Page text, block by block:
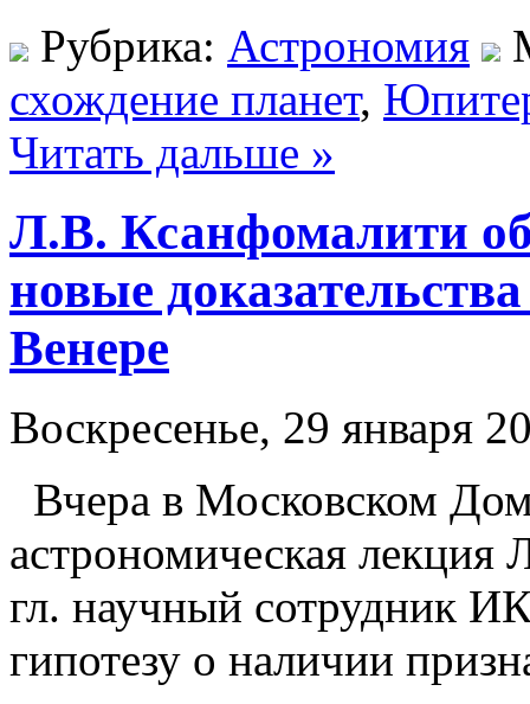
Рубрика: Астрономия
схождение планет,
Читать дальше »
Л.В. Ксанфомалити
новые
Венере
Воскресенье, 29 января
Вчера в Московском
астрономическая
гл. научный сотрудник
гипотезу о наличии